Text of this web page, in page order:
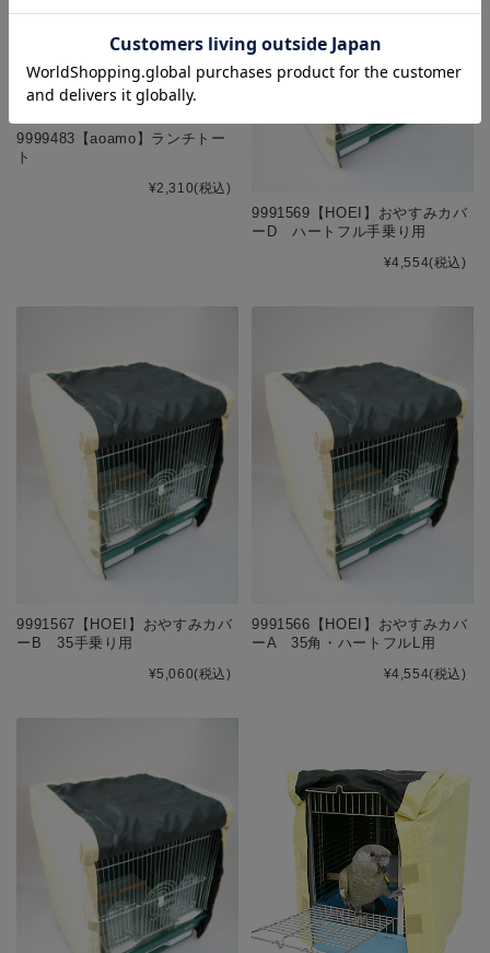
9999483【aoamo】ランチトー
ト
¥2,310(税込)
9991569【HOEI】おやすみカバ
ーD ハートフル手乗り用
¥4,554(税込)
9991567【HOEI】おやすみカバ
ーB 35手乗り用
¥5,060(税込)
9991566【HOEI】おやすみカバ
ーA 35角・ハートフルL用
¥4,554(税込)